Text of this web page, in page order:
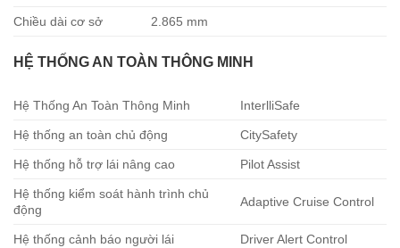
Chiều dài cơ sở 2.865 mm
HỆ THỐNG AN TOÀN THÔNG MINH
Hệ Thống An Toàn Thông Minh InterlliSafe
Hệ thống an toàn chủ động CitySafety
Hệ thống hỗ trợ lái nâng cao Pilot Assist
Hệ thống kiểm soát hành trình chủ
động
Adaptive Cruise Control
Hệ thống cảnh báo người lái Driver Alert Control